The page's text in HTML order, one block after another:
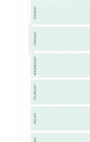
Zorgt voor
Flexibel voor